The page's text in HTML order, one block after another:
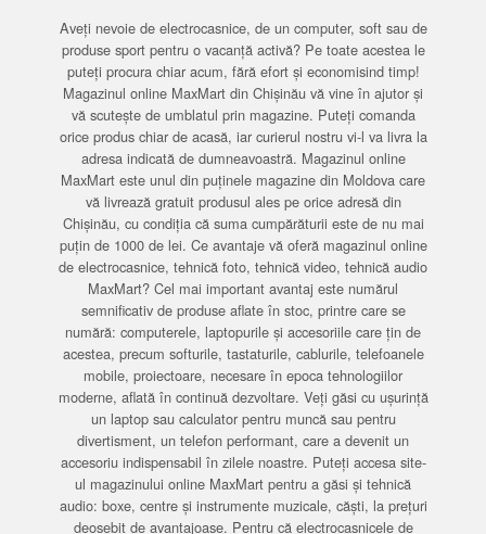
Aveți nevoie de electrocasnice, de un computer, soft sau de
produse sport pentru o vacanță activă? Pe toate acestea le
puteți procura chiar acum, fără efort și economisind timp!
Magazinul online MaxMart din Chișinău vă vine în ajutor și
vă scutește de umblatul prin magazine. Puteți comanda
orice produs chiar de acasă, iar curierul nostru vi-l va livra la
adresa indicată de dumneavoastră. Magazinul online
MaxMart este unul din puținele magazine din Moldova care
vă livrează gratuit produsul ales pe orice adresă din
Chișinău, cu condiția că suma cumpărăturii este de nu mai
puțin de 1000 de lei. Ce avantaje vă oferă magazinul online
de electrocasnice, tehnică foto, tehnică video, tehnică audio
MaxMart? Cel mai important avantaj este numărul
semnificativ de produse aflate în stoc, printre care se
numără: computerele, laptopurile și accesoriile care țin de
acestea, precum softurile, tastaturile, cablurile, telefoanele
mobile, proiectoare, necesare în epoca tehnologiilor
moderne, aflată în continuă dezvoltare. Veți găsi cu ușurință
un laptop sau calculator pentru muncă sau pentru
divertisment, un telefon performant, care a devenit un
accesoriu indispensabil în zilele noastre. Puteți accesa site-
ul magazinului online MaxMart pentru a găsi și tehnică
audio: boxe, centre și instrumente muzicale, căști, la prețuri
deosebit de avantajoase. Pentru că electrocasnicele de